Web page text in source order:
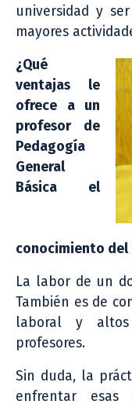
universidad y
mayores
¿Qué
ventajas le
ofrece a un
profesor de
Pedagogía
General
Básica el
conocimiento del
La labor de un
También es de
laboral y
profesores.
Sin duda, la
enfrentar esas